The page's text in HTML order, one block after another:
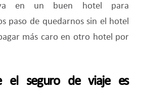
en un buen hotel para
paso de quedarnos sin el hotel
más caro en otro hotel por
el seguro de viaje es